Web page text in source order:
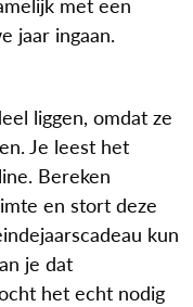
jaar ingaan.
liggen, omdat ze
Je leest het
Bereken
en stort deze
kun
je dat
het echt nodig